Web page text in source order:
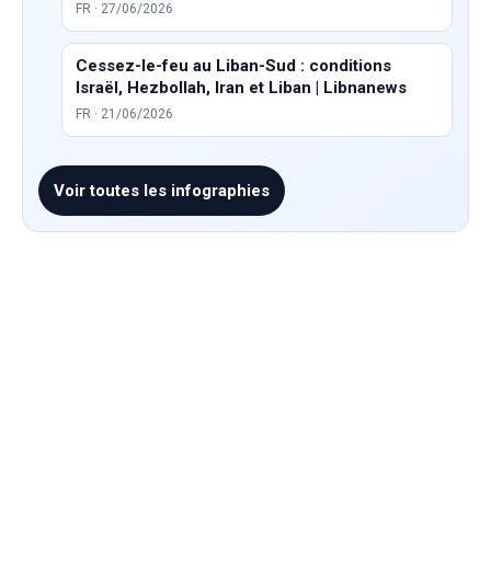
FR · 27/06/2026
Cessez-le-feu au Liban-Sud : conditions
Israël, Hezbollah, Iran et Liban | Libnanews
FR · 21/06/2026
Voir toutes les infographies